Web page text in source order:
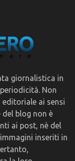
giornalistica in
Non
ai sensi
del blog non è
ai post, nè del
inseriti in